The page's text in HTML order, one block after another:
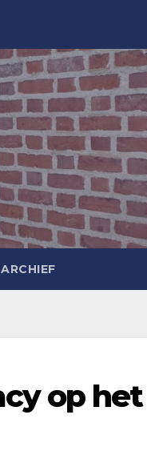
ARCHIEF
op het